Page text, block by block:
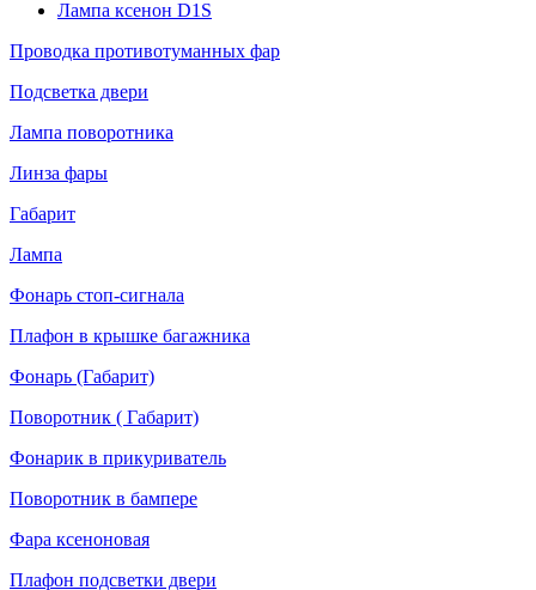
Лампа ксенон D1S
Проводка противотуманных фар
Подсветка двери
Лампа поворотника
Линза фары
Габарит
Лампа
Фонарь стоп-сигнала
Плафон в крышке багажника
Фонарь (Габарит)
Поворотник ( Габарит)
Фонарик в прикуриватель
Поворотник в бампере
Фара ксеноновая
Плафон подсветки двери